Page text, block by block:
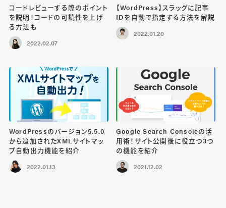
コードレビューする際のポイント
を説明！コードの可読性を上げ
る方法も
2022.02.07
【WordPress】スラッグに記事
IDを自動で指定する方法を解説
2022.01.20
WordPressのバージョン5.5.0
から追加されたXMLサイトマッ
プ自動出力機能を紹介
2022.01.13
Google Search Consoleの活
用術！サイト公開後に役立つ3つ
の機能を紹介
2021.12.02